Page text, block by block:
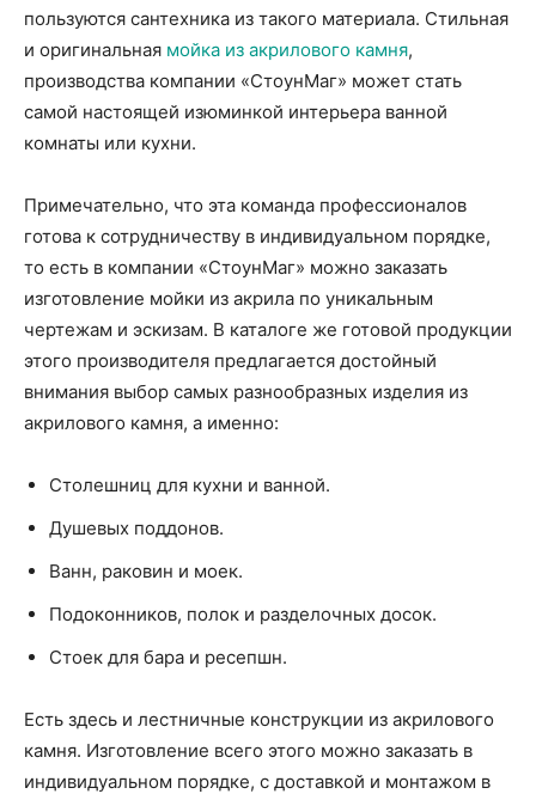
пользуются сантехника из такого материала. Стильная
и оригинальная мойка из акрилового камня,
производства компании «СтоунМаг» может стать
самой настоящей изюминкой интерьера ванной
комнаты или кухни.
Примечательно, что эта команда профессионалов
готова к сотрудничеству в индивидуальном порядке,
то есть в компании «СтоунМаг» можно заказать
изготовление мойки из акрила по уникальным
чертежам и эскизам. В каталоге же готовой продукции
этого производителя предлагается достойный
внимания выбор самых разнообразных изделия из
акрилового камня, а именно:
Столешниц для кухни и ванной.
Душевых поддонов.
Ванн, раковин и моек.
Подоконников, полок и разделочных досок.
Стоек для бара и ресепшн.
Есть здесь и лестничные конструкции из акрилового
камня. Изготовление всего этого можно заказать в
индивидуальном порядке, с доставкой и монтажом в